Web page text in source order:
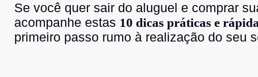
Se você quer sair do aluguel e comprar
acompanhe estas 10 dicas práticas e
primeiro passo rumo à realização do seu